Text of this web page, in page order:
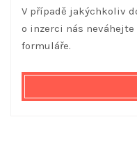
V případě jakýchkoliv
o inzerci nás
formuláře.